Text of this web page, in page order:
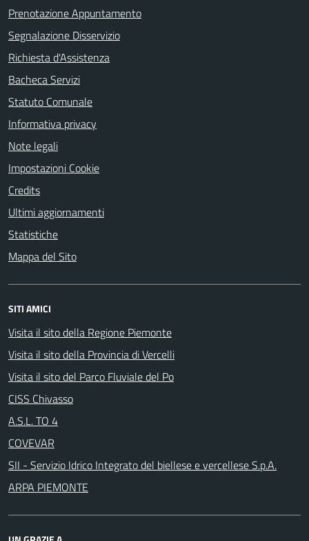
Prenotazione Appuntamento
Segnalazione Disservizio
Richiesta d'Assistenza
Bacheca Servizi
Statuto Comunale
Informativa privacy
Note legali
Impostazioni Cookie
Credits
Ultimi aggiornamenti
Statistiche
Mappa del Sito
SITI AMICI
Visita il sito della Regione Piemonte
Visita il sito della Provincia di Vercelli
Visita il sito del Parco Fluviale del Po
CISS Chivasso
A.S.L. TO 4
COVEVAR
SII - Servizio Idrico Integrato del biellese e vercellese S.p.A.
ARPA PIEMONTE